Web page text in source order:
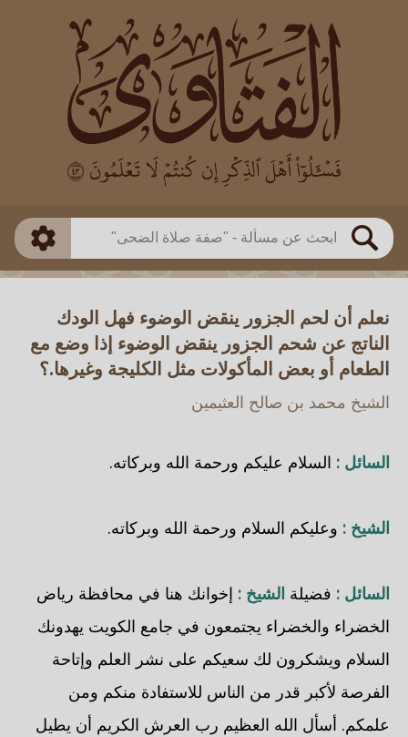
بحث
العالم
بن باز
بن العثيمين
اللجنة الدائمة
طريقة البحث
ذكي
نعلم أن لحم الجزور ينقض الوضوء فهل الودك
الناتج عن شحم الجزور ينقض الوضوء إذا وضع مع
الطعام أو بعض المأكولات مثل الكليجة وغيرها.؟
الشيخ محمد بن صالح العثيمين
السائل : السلام عليكم ورحمة الله وبركاته.
الشيخ : وعليكم السلام ورحمة الله وبركاته.
السائل : فضيلة الشيخ : إخوانك هنا في محافظة رياض
الخضراء والخضراء يجتمعون في جامع الكويت يهدونك
السلام ويشكرون لك سعيكم على نشر العلم وإتاحة
الفرصة لأكبر قدر من الناس للاستفادة منكم ومن
علمكم. أسأل الله العظيم رب العرش الكريم أن يطيل